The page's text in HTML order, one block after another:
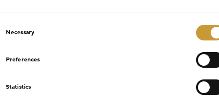
Selection
Necessary
Preferences
Statistics